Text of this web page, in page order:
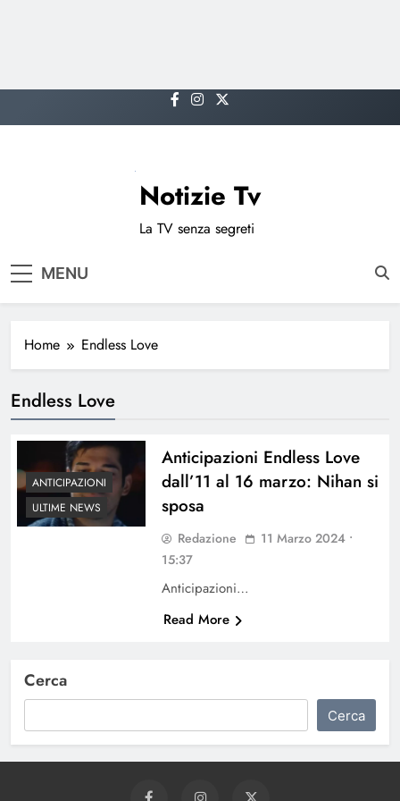
to
Notizie Tv
La TV senza segreti
MENU
Home Endless Love
Endless Love
ANTICIPAZIONI
ULTIME NEWS
Anticipazioni Endless Love
dall’11 al 16 marzo: Nihan si
sposa
Redazione
11 Marzo 2024 •
15:37
Anticipazioni…
Read More
Cerca
Cerca